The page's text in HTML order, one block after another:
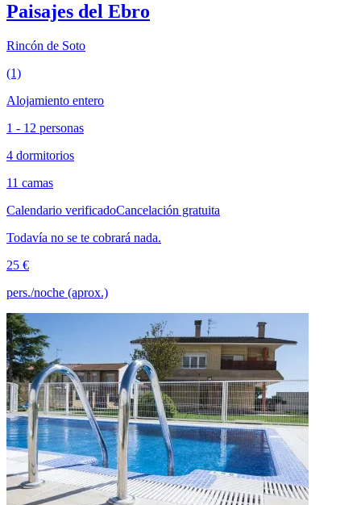
Paisajes del Ebro
Rincón de Soto
(1)
Alojamiento entero
1 - 12 personas
4 dormitorios
11 camas
Calendario verificadoCancelación gratuita
Todavía no se te cobrará nada.
25 €
pers./noche (aprox.)